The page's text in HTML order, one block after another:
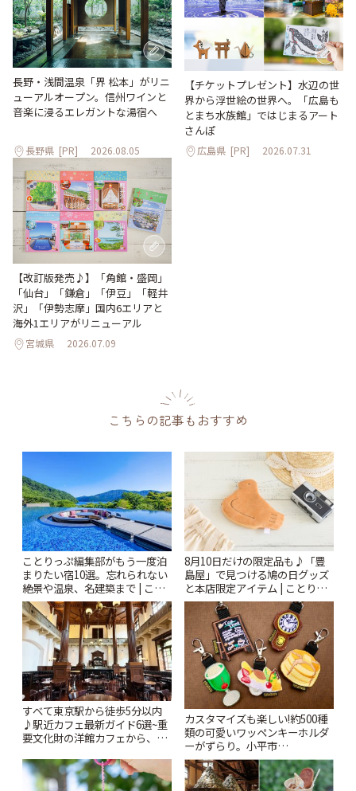
長野・浅間温泉「界 松本」がリニ
ューアルオープン。信州ワインと
音楽に浸るエレガントな湯宿へ
長野県 [PR] 2026.08.05
【チケットプレゼント】水辺の世
界から浮世絵の世界へ。「広島も
とまち水族館」ではじまるアート
さんぽ
広島県 [PR] 2026.07.31
【改訂版発売♪】「角館・盛岡」
「仙台」「鎌倉」「伊豆」「軽井
沢」「伊勢志摩」国内6エリアと
海外1エリアがリニューアル
宮城県 2026.07.09
こちらの記事もおすすめ
ことりっぷ編集部がもう一度泊
まりたい宿10選。忘れられない
絶景や温泉、名建築まで | こと
りっぷ
8月10日だけの限定品も♪「豊
島屋」で見つける鳩の日グッズ
と本店限定アイテム | ことりっ
ぷ
すべて東京駅から徒歩5分以内
♪駅近カフェ最新ガイド6選~重
要文化財の洋館カフェから、改
りっぷ
カスタマイズも楽しい!約500種
類の可愛いワッペンキーホルダ
ーがずらり。小平市
「Kimamaya T&K」 | ことりっ
ぷ